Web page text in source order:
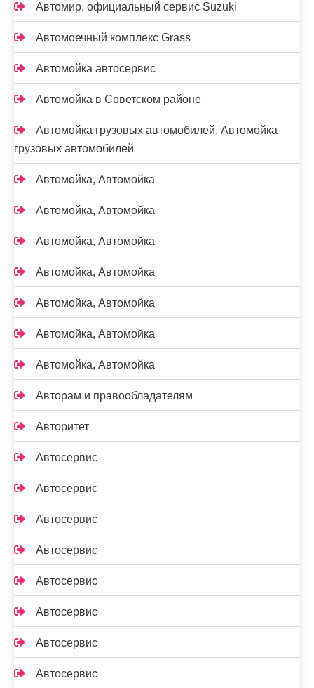
Автомир, официальный сервис Suzuki
Автомоечный комплекс Grass
Автомойка автосервис
Автомойка в Советском районе
Автомойка грузовых автомобилей, Автомойка
грузовых автомобилей
Автомойка, Автомойка
Автомойка, Автомойка
Автомойка, Автомойка
Автомойка, Автомойка
Автомойка, Автомойка
Автомойка, Автомойка
Автомойка, Автомойка
Авторам и правообладателям
Авторитет
Автосервис
Автосервис
Автосервис
Автосервис
Автосервис
Автосервис
Автосервис
Автосервис